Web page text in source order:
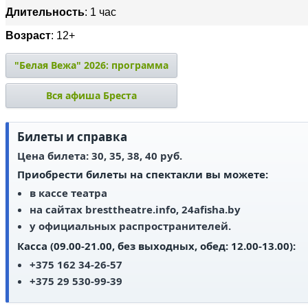
Длительность: 1 час
Возраст: 12+
"Белая Вежа" 2026: программа
Вся афиша Бреста
Билеты и справка
Цена билета: 30, 35, 38, 40 руб.
Приобрести билеты на спектакли вы можете:
в кассе театра
на сайтах bresttheatre.info, 24afisha.by
у официальных распространителей.
Касса (09.00-21.00, без выходных, обед: 12.00-13.00):
+375 162 34-26-57
+375 29 530-99-39